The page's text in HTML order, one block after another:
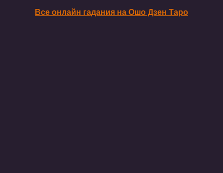
Все онлайн гадания на Ошо Дзен Таро